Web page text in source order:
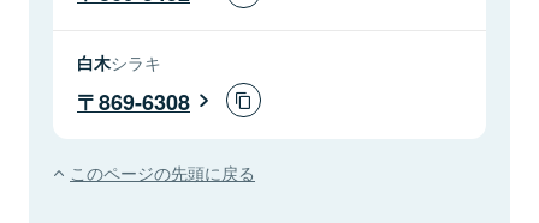
白木シラキ
869-6308
このページの先頭に戻る